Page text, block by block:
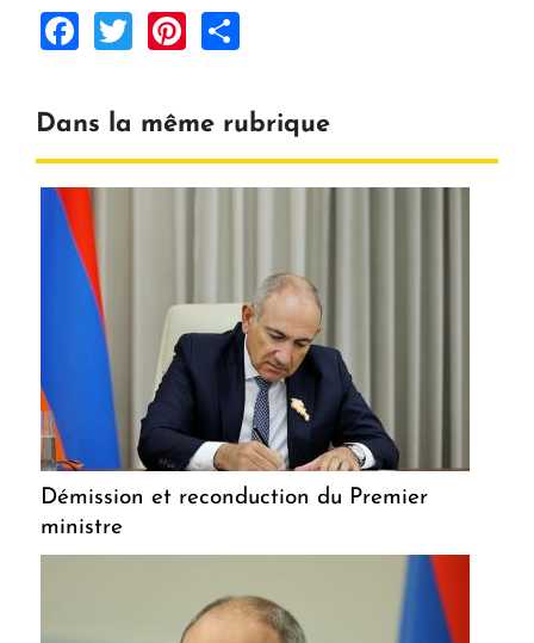
Facebook
TwitterPinterest
Dans la même rubrique
Démission et reconduction du Premier
ministre